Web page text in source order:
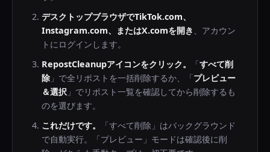
デスクトップブラウザでTikTok.com、
Instagram.com、またはX.comを開き 、アカウン
トにログインします。
RepostCleanupアイコンをクリック。
「すべて削
除」で全リポストを一括削除するか、「プレビュー
＆選択 」でリポスト一覧を確認してから削除するも
のを選びます。
これだけです。
「すべて削除」はバックグラウンド
で自動実行。「プレビュー」モードは確認後に削